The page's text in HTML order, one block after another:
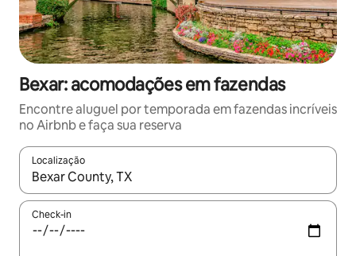
Bexar: acomodações em fazendas
Encontre aluguel por temporada em fazendas incríveis
no Airbnb e faça sua reserva
Localização
Quando os resultados estiverem disponíveis, explore-os
Check-in